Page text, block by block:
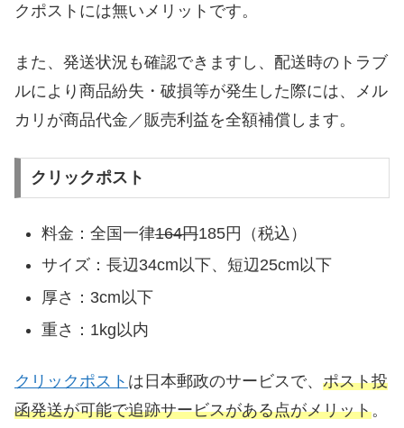
クポストには無いメリットです。
また、発送状況も確認できますし、配送時のトラブ
ルにより商品紛失・破損等が発生した際には、メル
カリが商品代金／販売利益を全額補償します。
クリックポスト
料金：全国一律164円185円（税込）
サイズ：長辺34cm以下、短辺25cm以下
厚さ：3cm以下
重さ：1kg以内
クリックポスト は日本郵政のサービスで、 ポスト投
函発送が可能で追跡サービスがある点がメリット。